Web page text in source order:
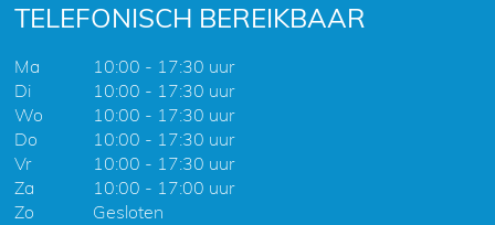
TELEFONISCH BEREIKBAAR
Ma
10:00 - 17:30 uur
Di
10:00 - 17:30 uur
Wo
10:00 - 17:30 uur
Do
10:00 - 17:30 uur
Vr
10:00 - 17:30 uur
Za
10:00 - 17:00 uur
Zo
Gesloten